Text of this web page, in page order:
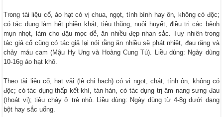
Trong tài liệu cổ, áo hạt có vị chua, ngọt, tính bình hay ôn, không có độc;
có tác dụng làm hết phiền khát, tiêu thũng, nuôi huyết, điều trị các bệnh
mụn nhọt, làm cho đậu mọc dễ, ăn nhiều đẹp nhan sắc. Tuy nhiên trong
tác giả cổ cũng có tác giả lại nói rằng ăn nhiều sẽ phát nhiệt, đau răng và
chảy máu cam (Mậu Hy Ung và Hoàng Cung Tú). Liều dùng: Ngày dùng
10-16g áo hạt khô.
Theo tài liệu cổ, hạt vải (lệ chi hạch) có vị ngọt, chát, tính ôn, không có
độc; có tác dụng thấp kết khí, tán hàn, có tác dụng trị âm nang sưng đau
(thoát vị); tiêu chảy ở trẻ nhỏ. Liều dùng: Ngày dùng từ 4-8g dưới dạng
bột hay sắc uống.